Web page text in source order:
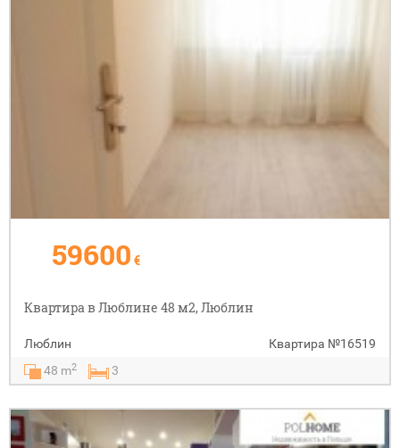
59600 €
Квартира в Люблине 48 м2, Люблин
Люблин Квартира №16519
48 m2 3